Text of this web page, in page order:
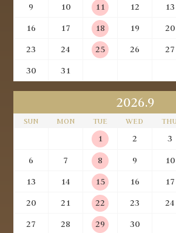
9
10 11 12 13
16
17 18 19 20
23
24 25 26 27
30
31
2026.9
SUN MON TUE WED
1 2 3
6
7 8 9 10
13
14 15 16 17
20
21 22 23 24
27
28 29 30